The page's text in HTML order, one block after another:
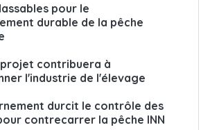
pour le
durable de la pêche
contribuera à
l'industrie de l'élevage
durcit le contrôle des
contrecarrer la pêche INN